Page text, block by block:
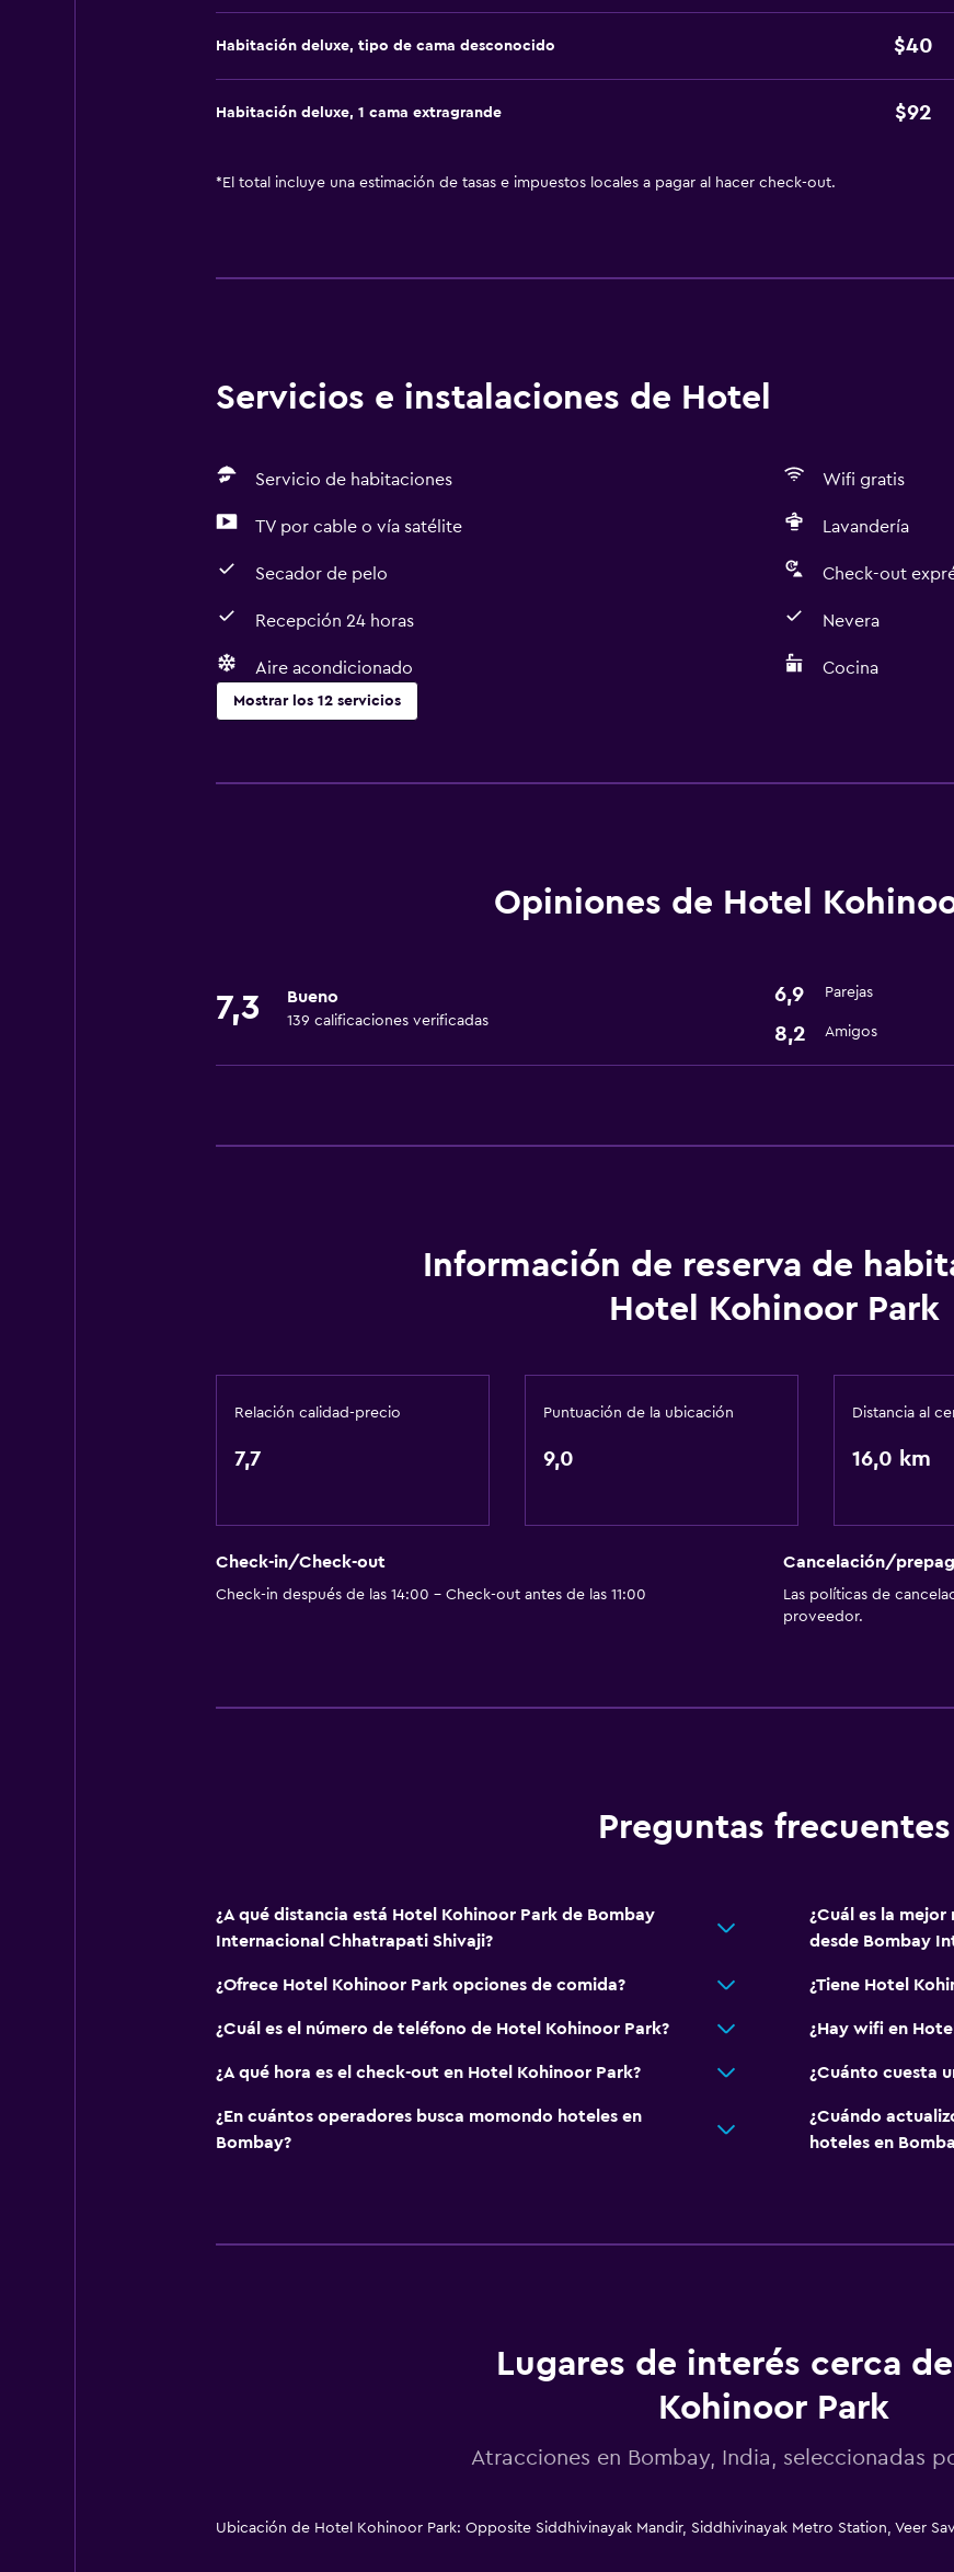
Habitación deluxe, tipo de cama desconocido $40
Habitación deluxe, 1 cama extragrande $92
* El total incluye una estimación de tasas e impuestos locales a pagar al hacer check-out.
Servicios e instalaciones de Hotel
Servicio de habitaciones Wifi gratis
TV por cable o vía satélite Lavandería
Secador de pelo Check-out
Recepción 24 horas Nevera
Aire acondicionado Cocina
Mostrar los 12 servicios
Servicio de habitaciones
Nevera
Aire acondicionado
Sistema de
Baño
Lavandería
Comedor
Opiniones de Hotel
7,3 Bueno
139 calificaciones verificadas
6,9 Parejas
8,2 Amigos
Información de reserva de
Hotel Kohinoor Park
Relación calidad-precio
7,7
Puntuación de la ubicación
9,0
Distancia al
16,0 km
Check-in/Check-out
Check-in después de las 14:00 - Check-out antes de las 11:00
Cancelación/
Las políticas de
proveedor.
Preguntas frecuentes
¿A qué distancia está Hotel Kohinoor Park de Bombay
Internacional Chhatrapati Shivaji?
¿Cuál es la
desde Bombay
¿Ofrece Hotel Kohinoor Park opciones de comida? ¿Tiene Hotel
¿Cuál es el número de teléfono de Hotel Kohinoor Park? ¿Hay wifi en
¿A qué hora es el check-out en Hotel Kohinoor Park? ¿Cuánto cuesta
¿En cuántos operadores busca momondo hoteles en
Bombay?
¿Cuándo
hoteles en
Lugares de interés cerca
Kohinoor Park
Atracciones en Bombay, India, seleccionadas
Ubicación de Hotel Kohinoor Park: Opposite Siddhivinayak Mandir, Siddhivinayak Metro Station, Veer